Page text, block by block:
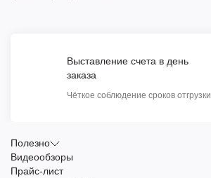
Выставление счета в день
заказа
Чёткое соблюдение сроков отгрузки
Полезно
Видеообзоры
Прайс-лист